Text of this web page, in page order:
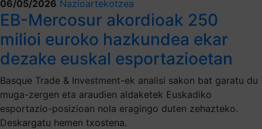
06/05/2026 Nazioartekotzea
EB-Mercosur akordioak 250
milioi euroko hazkundea ekar
dezake euskal esportazioetan
Basque Trade & Investment-ek analisi sakon bat garatu du
muga-zergen eta araudien aldaketek Euskadiko
esportazio-posizioan nola eragingo duten zehazteko.
Deskargatu hemen txostena.